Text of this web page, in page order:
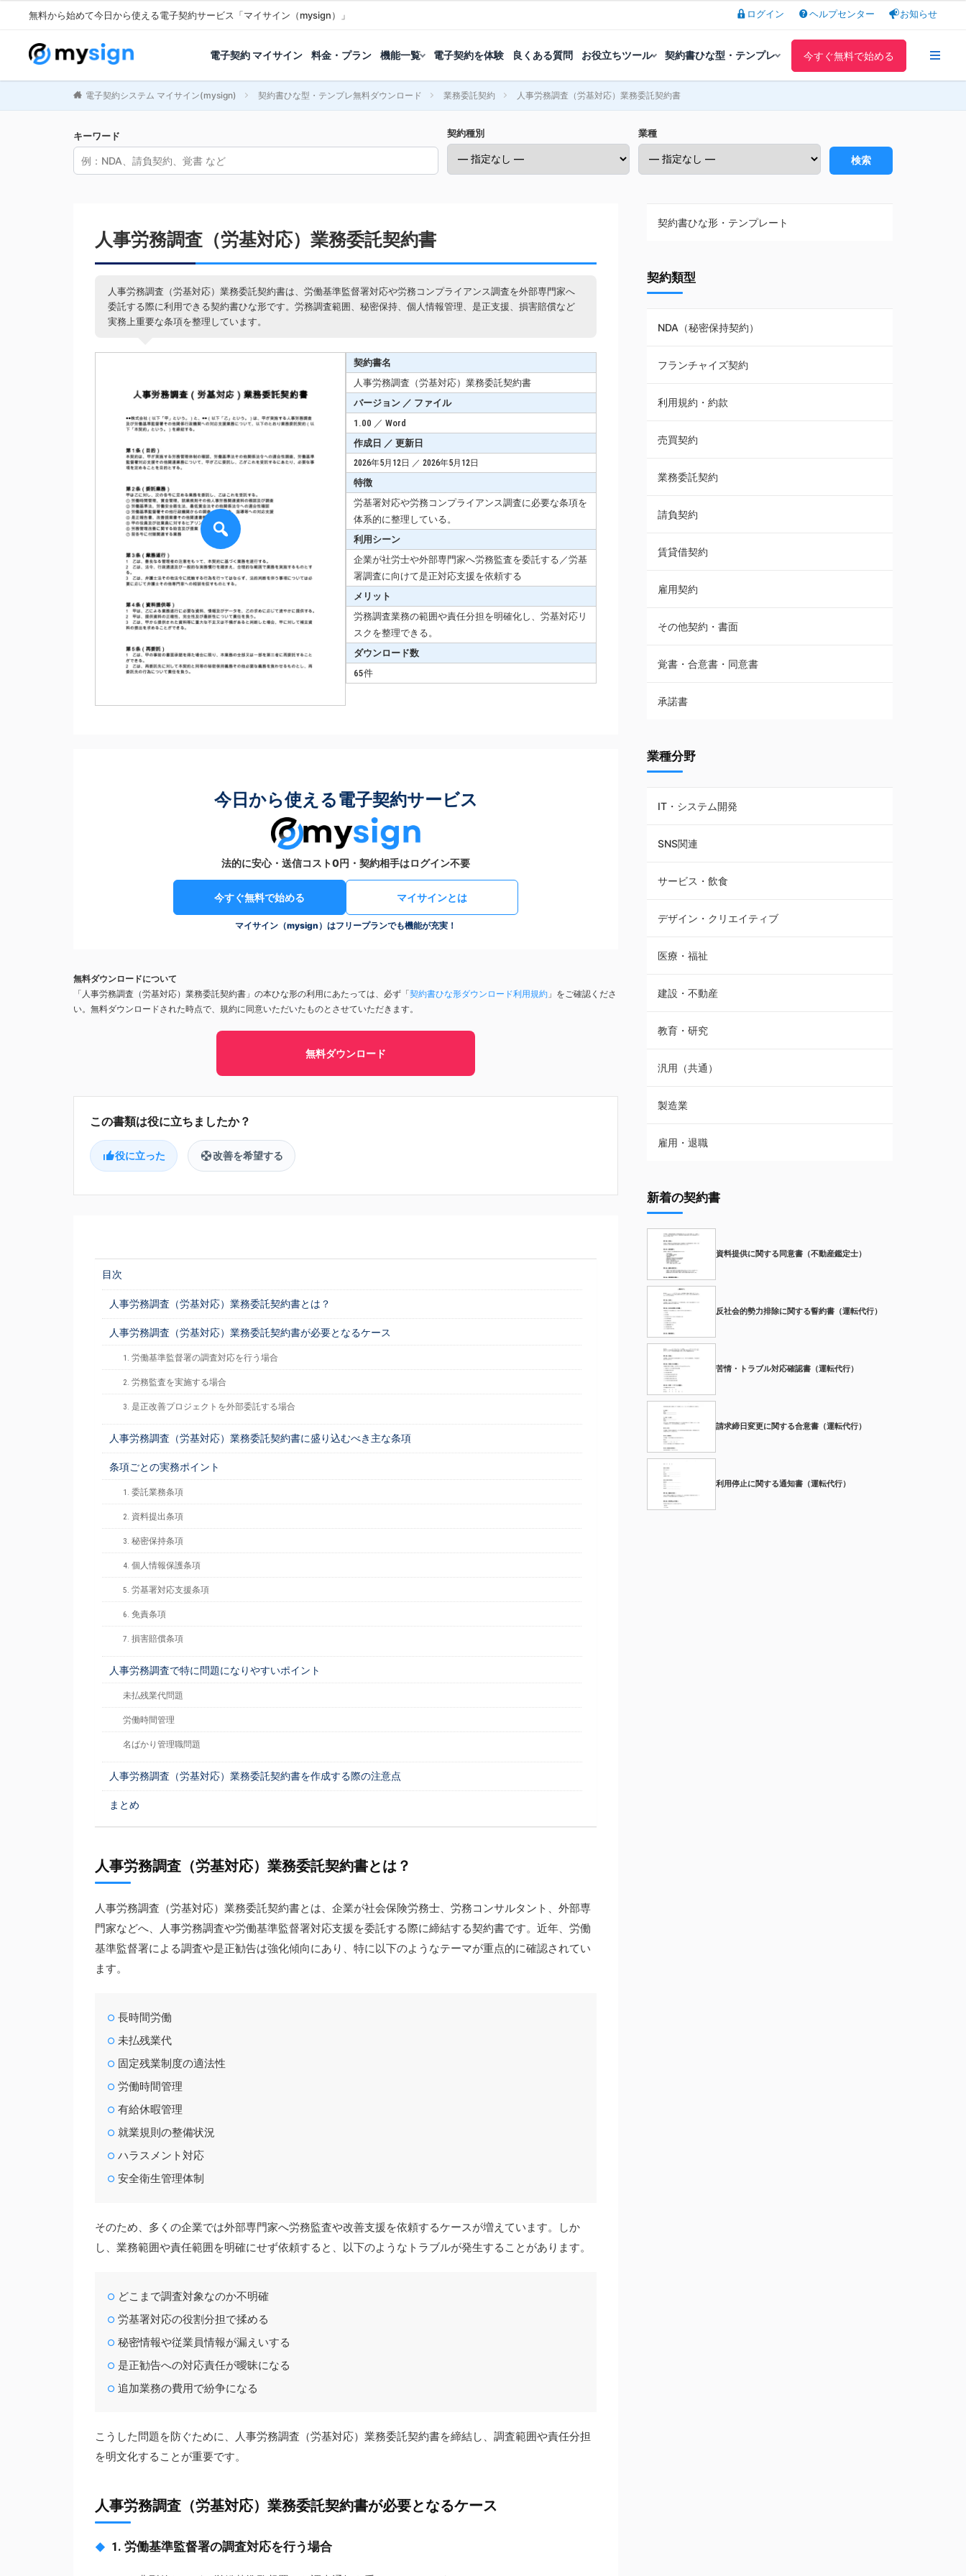
無料から始めて今日から使える電子契約サービス「マイサイン（mysign）」 ログイン ヘルプセンター お知らせ
電子契約 マイサイン 料金・プラン 機能一覧 電子契約を体験 良くある質問 お役立ちツール 契約書ひな型・テンプレ 今すぐ無料で始める
電子契約システム マイサイン(mysign) 契約書ひな型・テンプレ無料ダウンロード 業務委託契約 人事労務調査（労基対応）業務委託契約書
キーワード 契約種別 業種
検索
人事労務調査（労基対応）業務委託契約書
人事労務調査（労基対応）業務委託契約書は、労働基準監督署対応や労務コンプライアンス調査を外部専門家へ
委託する際に利用できる契約書ひな形です。労務調査範囲、秘密保持、個人情報管理、是正支援、損害賠償など
実務上重要な条項を整理しています。
契約書名
人事労務調査（労基対応）業務委託契約書
バージョン ／ ファイル
1.00 ／ Word
作成日 ／ 更新日
2026年5月12日 ／ 2026年5月12日
特徴
労基署対応や労務コンプライアンス調査に必要な条項を
体系的に整理している。
利用シーン
企業が社労士や外部専門家へ労務監査を委託する／労基
署調査に向けて是正対応支援を依頼する
メリット
労務調査業務の範囲や責任分担を明確化し、労基対応リ
スクを整理できる。
ダウンロード数
65件
今日から使える電子契約サービス
法的に安心・送信コスト0円・契約相手はログイン不要
今すぐ無料で始める マイサインとは
マイサイン（mysign）はフリープランでも機能が充実！
無料ダウンロードについて
「人事労務調査（労基対応）業務委託契約書」の本ひな形の利用にあたっては、必ず「契約書ひな形ダウンロード利用規約 」をご確認くださ
い。無料ダウンロードされた時点で、規約に同意いただいたものとさせていただきます。
無料ダウンロード
役に立った 改善を希望する
目次
人事労務調査（労基対応）業務委託契約書とは？
人事労務調査（労基対応）業務委託契約書が必要となるケース
1. 労働基準監督署の調査対応を行う場合
2. 労務監査を実施する場合
3. 是正改善プロジェクトを外部委託する場合
人事労務調査（労基対応）業務委託契約書に盛り込むべき主な条項
条項ごとの実務ポイント
1. 委託業務条項
2. 資料提出条項
3. 秘密保持条項
4. 個人情報保護条項
5. 労基署対応支援条項
6. 免責条項
7. 損害賠償条項
人事労務調査で特に問題になりやすいポイント
未払残業代問題
労働時間管理
名ばかり管理職問題
人事労務調査（労基対応）業務委託契約書を作成する際の注意点
まとめ
人事労務調査（労基対応）業務委託契約書とは？
人事労務調査（労基対応）業務委託契約書とは、企業が社会保険労務士、労務コンサルタント、外部専
門家などへ、人事労務調査や労働基準監督署対応支援を委託する際に締結する契約書です。近年、労働
基準監督署による調査や是正勧告は強化傾向にあり、特に以下のようなテーマが重点的に確認されてい
ます。
長時間労働
未払残業代
固定残業制度の適法性
労働時間管理
有給休暇管理
就業規則の整備状況
ハラスメント対応
安全衛生管理体制
そのため、多くの企業では外部専門家へ労務監査や改善支援を依頼するケースが増えています。しか
し、業務範囲や責任範囲を明確にせず依頼すると、以下のようなトラブルが発生することがあります。
どこまで調査対象なのか不明確
労基署対応の役割分担で揉める
秘密情報や従業員情報が漏えいする
是正勧告への対応責任が曖昧になる
追加業務の費用で紛争になる
こうした問題を防ぐために、人事労務調査（労基対応）業務委託契約書を締結し、調査範囲や責任分担
を明文化することが重要です。
人事労務調査（労基対応）業務委託契約書が必要となるケース
1. 労働基準監督署の調査対応を行う場合
契約書ひな形・テンプレート
NDA（秘密保持契約）
業務委託契約
利用規約・約款
覚書・合意書・同意書
承諾書
雇用契約
その他契約・書面
売買契約
株主総会議事録・関連書類
請負契約
フランチャイズ契約
賃貸借契約
契約類型
NDA（秘密保持契約）
フランチャイズ契約
利用規約・約款
売買契約
業務委託契約
請負契約
賃貸借契約
雇用契約
その他契約・書面
覚書・合意書・同意書
承諾書
業種分野
IT・システム開発
SNS関連
サービス・飲食
デザイン・クリエイティブ
医療・福祉
建設・不動産
教育・研究
汎用（共通）
製造業
雇用・退職
新着の契約書
資料提供に関する同意書（不動産鑑定士）
反社会的勢力排除に関する誓約書（運転代行）
苦情・トラブル対応確認書（運転代行）
請求締日変更に関する合意書（運転代行）
利用停止に関する通知書（運転代行）